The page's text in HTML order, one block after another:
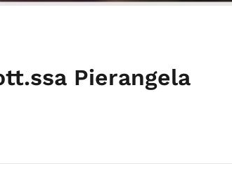
Pierangela